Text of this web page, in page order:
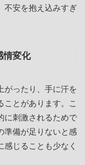
不安を抱え込みすぎ
情変化
がったり、手に汗を
ことがあります。こ
に刺激されるためで
準備が足りないと感
感じることも少なく